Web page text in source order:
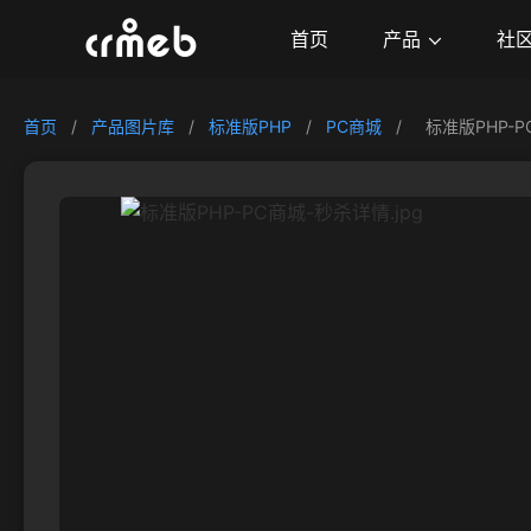
首页 产品 社
首页 / 产品图片库 / 标准版PHP / PC商城 / 标准版PHP-